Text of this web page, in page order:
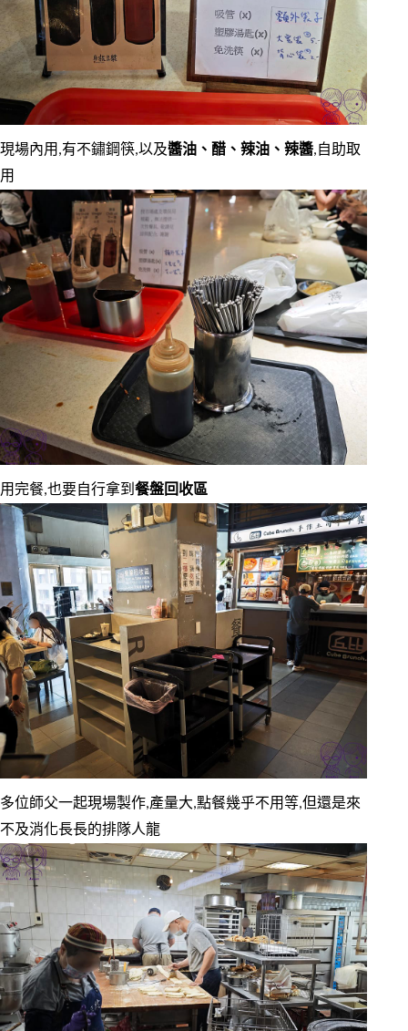
現場內用,有不鏽鋼筷,以及醬油、醋、辣油、辣醬,自助取
用
用完餐,也要自行拿到 餐盤回收區
多位師父一起現場製作,產量大,點餐幾乎不用等,但還是來
不及消化長長的排隊人龍